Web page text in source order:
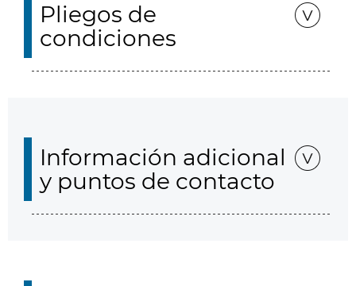
Pliegos de
condiciones
Información adicional
y puntos de contacto